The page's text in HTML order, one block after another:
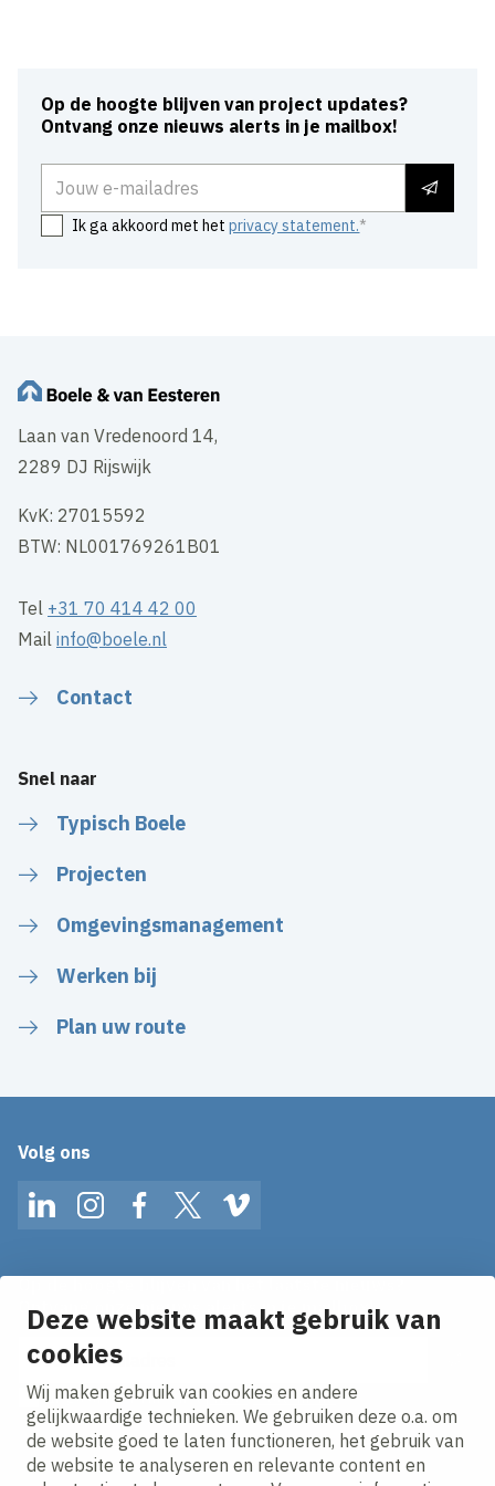
Deze website maakt gebruik van
cookies
Wij maken gebruik van cookies en andere
gelijkwaardige technieken. We gebruiken deze o.a. om
de website goed te laten functioneren, het gebruik van
de website te analyseren en relevante content en
Op de hoogte blijven van project updates?
Ontvang onze nieuws alerts in je mailbox!
Ik ga akkoord met hetprivacy statement.
Laan van Vredenoord 14,
2289 DJ Rijswijk
KvK: 27015592
BTW: NL001769261B01
Tel +31 70 414 42 00
Mailinfo@boele.nl
Contact
Snel naar
Typisch Boele
Projecten
Omgevingsmanagement
Werken bij
Plan uw route
Volg ons
LinkedInInstagramFacebookTwitterVimeo
Ontvang onze nieuws alerts in je mailbox!
E-mailadres
Ik ga akkoord met hetprivacy statement.